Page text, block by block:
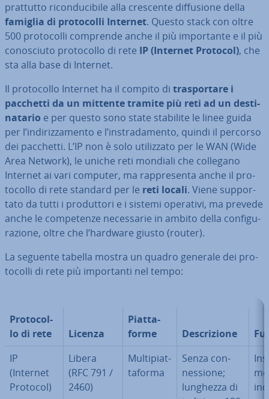
prat­tut­to ri­con­du­ci­bi­le alla crescente dif­fu­sio­ne della
famiglia di pro­to­col­li Internet. Questo stack con oltre
500 pro­to­col­li comprende anche il più im­por­tan­te e il più
co­no­sciu­to pro­to­col­lo di rete IP(Internet Protocol), che
sta alla base di Internet.
Il pro­to­col­lo Internet ha il compito di tra­spor­ta­re i
pacchetti da un mittente tramite più reti ad un de­sti­
na­ta­rio e per questo sono state stabilite le linee guida
per l’in­di­riz­za­men­to e l’in­stra­da­men­to, quindi il percorso
dei pacchetti. L’IP non è solo uti­liz­za­to per le WAN (Wide
Area Network), le uniche reti mondiali che collegano
Internet ai vari computer, ma rap­pre­sen­ta anche il pro­
to­col­lo di rete standard per le reti locali. Viene sup­por­
ta­to da tutti i pro­dut­to­ri e i sistemi operativi, ma prevede
anche le com­pe­ten­ze ne­ces­sa­rie in ambito della con­fi­gu­
ra­zio­ne, oltre che l’hardware giusto (router).
La seguente tabella mostra un quadro generale dei pro­
to­col­li di rete più im­por­tan­ti nel tempo:
Pro­to­col­
lo di rete
Licenza
Piat­ta­
for­me
De­scri­zio­ne
IP
(Internet
Protocol)
Libera
(RFC 791 /
2460)
Mul­ti­piat­
ta­for­ma
Senza con­
nes­sio­ne;
lunghezza di